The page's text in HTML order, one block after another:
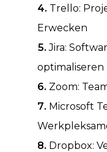
Trello:
Erwecken
Jira:
optimaliseren
Zoom:
Microsoft
Dropbox: